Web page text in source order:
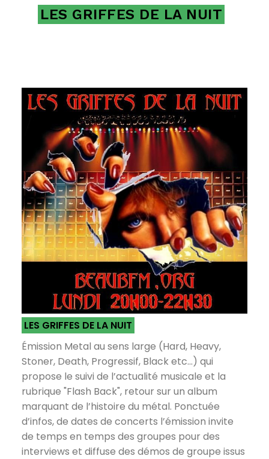
LES GRIFFES DE LA NUIT
LES GRIFFES DE LA NUIT
Émission Metal au sens large (Hard, Heavy,
Stoner, Death, Progressif, Black etc...) qui
propose le suivi de l’actualité musicale et la
rubrique "Flash Back", retour sur un album
marquant de l’histoire du métal. Ponctuée
d’infos, de dates de concerts l’émission invite
de temps en temps des groupes pour des
interviews et diffuse des démos de groupe issus